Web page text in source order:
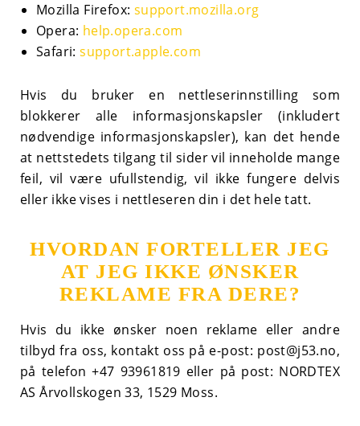
Mozilla Firefox: support.mozilla.org
Opera: help.opera.com
Safari:support.apple.com
Hvis du bruker en nettleserinnstilling som
blokkerer alle informasjonskapsler (inkludert
nødvendige informasjonskapsler), kan det hende
at nettstedets tilgang til sider vil inneholde mange
feil, vil være ufullstendig, vil ikke fungere delvis
eller ikke vises i nettleseren din i det hele tatt.
HVORDAN FORTELLER JEG
AT JEG IKKE ØNSKER
REKLAME FRA DERE?
Hvis du ikke ønsker noen reklame eller andre
tilbyd fra oss, kontakt oss på e-post: post@j53.no,
på telefon+47 93961819 eller på post: NORDTEX
AS Årvollskogen 33, 1529 Moss.